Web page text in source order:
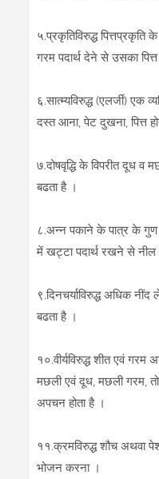
५.प्रकृतिविरुद्ध पित्तप्रकृति
गरम पदार्थ देने से उसका
६.सात्‍म्‍यविरुद्ध (एलर्जी) एक
दस्‍त आना, पेट दुखना, पित्त
७.दोषवृद्धि के विपरीत दूध
बढता है ।
८.अन्‍न पकाने के पात्र के गुण
में खट्टा पदार्थ रखने से
९.दिनचर्याविरुद्ध अधिक
बढता है ।
१०.वीर्यविरुद्ध शीत एवं गरम
मछली एवं दूध, मछली गरम,
अपचन होता है ।
११.क्रमविरुद्ध शौच अथवा
भोजन करना ।